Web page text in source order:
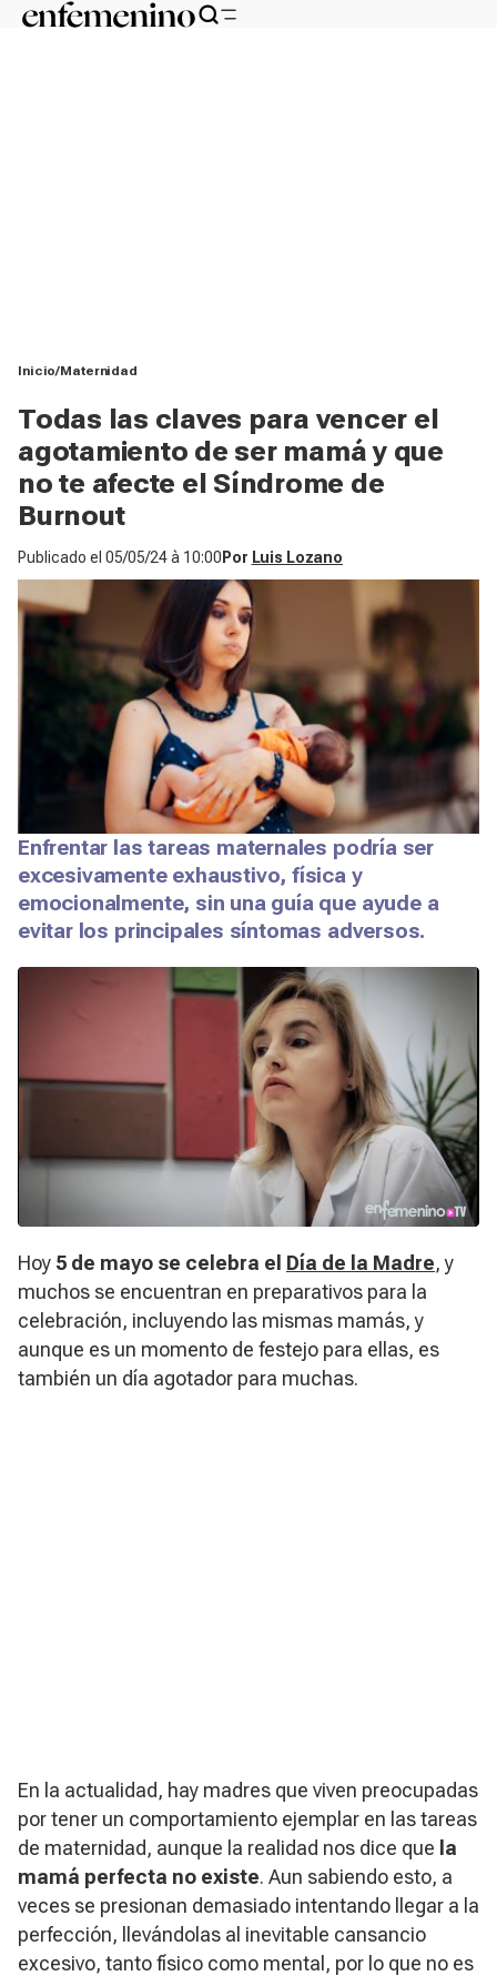
Inicio Maternidad
Todas las claves para vencer el
agotamiento de ser mamá y que
no te afecte el Síndrome de
Burnout
Publicado el 05/05/24 à 10:00 Por Luis Lozano
Enfrentar las tareas maternales podría ser
excesivamente exhaustivo, física y
emocionalmente, sin una guía que ayude a
evitar los principales síntomas adversos.
Hoy 5 de mayo se celebra el Día de la Madre, y
muchos se encuentran en preparativos para la
celebración, incluyendo las mismas mamás, y
aunque es un momento de festejo para ellas, es
también un día agotador para muchas.
En la actualidad, hay madres que viven preocupadas
por tener un comportamiento ejemplar en las tareas
de maternidad, aunque la realidad nos dice que la
mamá perfecta no existe. Aun sabiendo esto, a
veces se presionan demasiado intentando llegar a la
perfección, llevándolas al inevitable cansancio
excesivo, tanto físico como mental, por lo que no es